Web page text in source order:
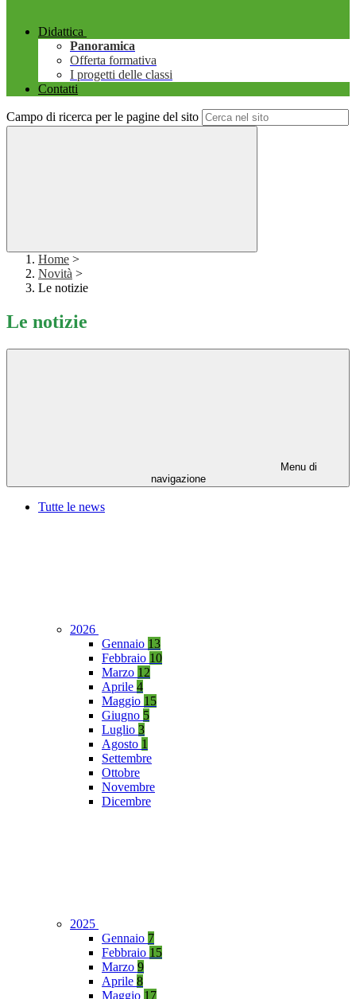
Didattica
Panoramica
Offerta formativa
I progetti delle classi
Contatti
Campo di ricerca per le pagine del sito
Home >
Novità >
Le notizie
Le notizie
Menu di
navigazione
Tutte le news
2026
Gennaio 13
Febbraio 10
Marzo 12
Aprile 4
Maggio 15
Giugno 5
Luglio 3
Agosto 1
Settembre
Ottobre
Novembre
Dicembre
2025
Gennaio 7
Febbraio 15
Marzo 9
Aprile 8
Maggio 17